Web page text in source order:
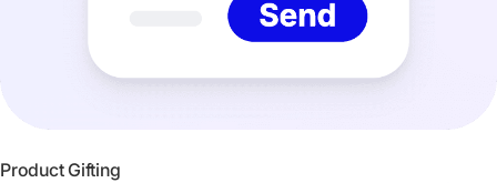
Product Gifting